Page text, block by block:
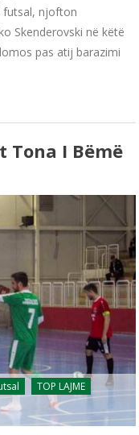
futsal, njofton
Skenderovski në këtë
pas atij barazimi
Tona I Bëmë
TOP LAJME